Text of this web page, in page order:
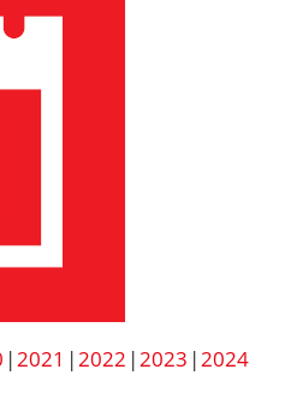
2021 2022 2023 2024